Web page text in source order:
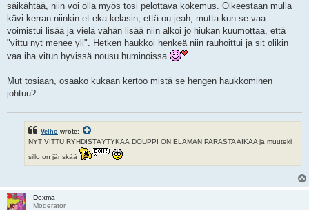
säikähtää, niin voi olla myös tosi pelottava kokemus. Oikeestaan mulla
kävi kerran niinkin et eka kelasin, että ou jeah, mutta kun se vaa
voimistui lisää ja vielä vähän lisää niin alkoi jo hiukan kuumottaa, että
"vittu nyt menee yli". Hetken haukkoi henkeä niin rauhoittui ja sit olikin
vaa iha vitun hyvissä nousu huminoissa
Mut tosiaan, osaako kukaan kertoo mistä se hengen haukkominen
johtuu?
Velho wrote:
NYT VITTU RYHDISTÄYTYKÄÄ DOUPPI ON ELÄMÄN PARASTA AIKAA ja muuteki
sillo on jänskää
Dexma
Moderator